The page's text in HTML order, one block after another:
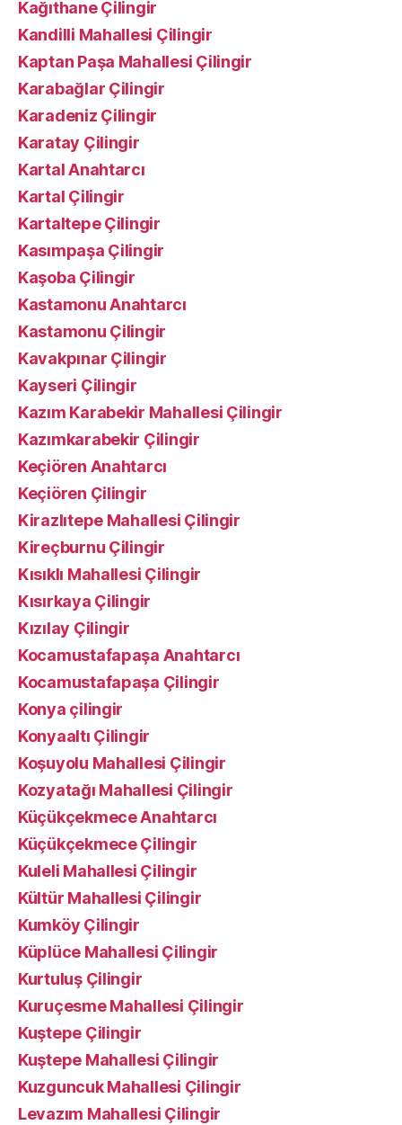
Kağıthane Çilingir
Kandilli Mahallesi Çilingir
Kaptan Paşa Mahallesi Çilingir
Karabağlar Çilingir
Karadeniz Çilingir
Karatay Çilingir
Kartal Anahtarcı
Kartal Çilingir
Kartaltepe Çilingir
Kasımpaşa Çilingir
Kaşoba Çilingir
Kastamonu Anahtarcı
Kastamonu Çilingir
Kavakpınar Çilingir
Kayseri Çilingir
Kazım Karabekir Mahallesi Çilingir
Kazımkarabekir Çilingir
Keçiören Anahtarcı
Keçiören Çilingir
Kirazlıtepe Mahallesi Çilingir
Kireçburnu Çilingir
Kısıklı Mahallesi Çilingir
Kısırkaya Çilingir
Kızılay Çilingir
Kocamustafapaşa Anahtarcı
Kocamustafapaşa Çilingir
Konya çilingir
Konyaaltı Çilingir
Koşuyolu Mahallesi Çilingir
Kozyatağı Mahallesi Çilingir
Küçükçekmece Anahtarcı
Küçükçekmece Çilingir
Kuleli Mahallesi Çilingir
Kültür Mahallesi Çilingir
Kumköy Çilingir
Küplüce Mahallesi Çilingir
Kurtuluş Çilingir
Kuruçesme Mahallesi Çilingir
Kuştepe Çilingir
Kuştepe Mahallesi Çilingir
Kuzguncuk Mahallesi Çilingir
Levazım Mahallesi Çilingir